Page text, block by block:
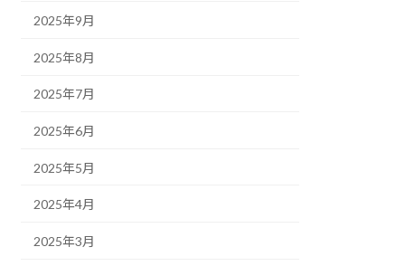
2025年9月
2025年8月
2025年7月
2025年6月
2025年5月
2025年4月
2025年3月